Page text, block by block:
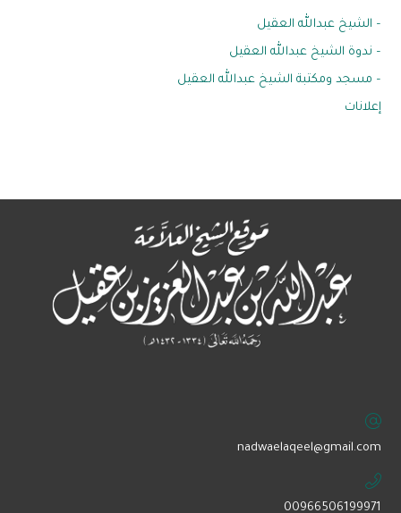
– الشيخ عبدالله العقيل
– ندوة الشيخ عبدالله العقيل
– مسجد ومكتبة الشيخ عبدالله العقيل
إعلانات
‏nadwaelaqeel@gmail.com
00966506199971